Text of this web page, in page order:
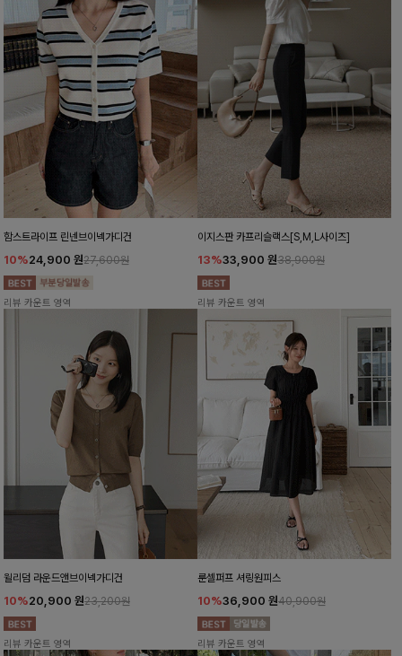
함스트라이프 린넨브이넥가디건
10%24,900 원27,600원
리뷰 카운트 영역
이지스판 카프리슬랙스[S,M,L사이즈]
13%33,900 원38,900원
리뷰 카운트 영역
윌리덤 라운드앤브이넥가디건
10%20,900 원23,200원
리뷰 카운트 영역
룬셀퍼프 셔링원피스
10%36,900 원40,900원
리뷰 카운트 영역